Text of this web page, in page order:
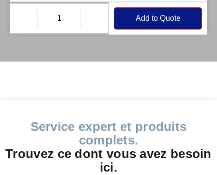
Add to Quote
Service expert et produits
complets.
Trouvez ce dont vous avez besoin
ici.